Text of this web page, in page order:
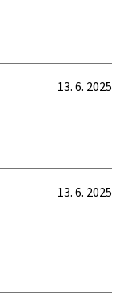
13. 6. 2025
13. 6. 2025